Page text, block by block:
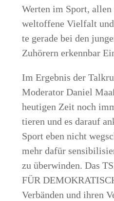
Wer­ten im Sport,
welt­of­fe­ne Viel­falt
te gera­de bei den
Zuhö­rern erkenn­bar
Im Ergeb­nis der
Mode­ra­tor Dani­el
heu­ti­gen Zeit noch
tie­ren und es dar­auf
Sport eben nicht
mehr dafür
zu über­win­den. Das
FÜR
Ver­bän­den und ihren